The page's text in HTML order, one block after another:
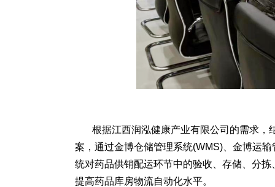
根据江西润泓健康产业有限公司的需求，
案，通过金博仓储管理系统(WMS)、金博运
统对药品供销配运环节中的验收、存储、分
提高药品库房物流自动化水平。